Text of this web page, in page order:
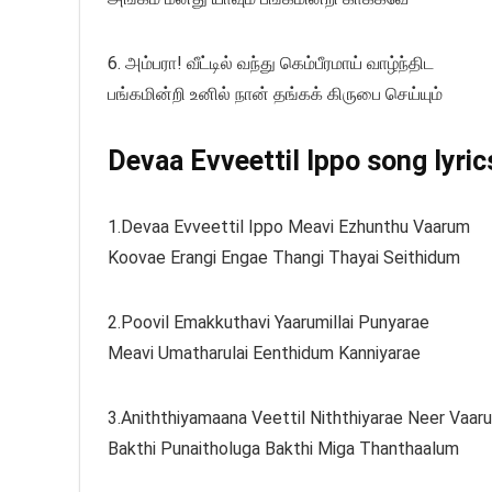
6. அம்பரா! வீட்டில் வந்து கெம்பீரமாய் வாழ்ந்திட
பங்கமின்றி உனில் நான் தங்கக் கிருபை செய்யும்
Devaa Evveettil Ippo song
1.Devaa Evveettil Ippo Meavi Ezhunthu Vaarum
Koovae Erangi Engae Thangi Thayai Seithidum
2.Poovil Emakkuthavi Yaarumillai Punyarae
Meavi Umatharulai Eenthidum Kanniyarae
3.Aniththiyamaana Veettil Niththiyarae Neer
Bakthi Punaitholuga Bakthi Miga Thanthaalum